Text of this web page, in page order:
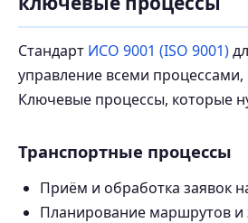
Стандарт ИСО 9001 (ISO 9001)
управление всеми
Ключевые процессы, которые
Транспортные процессы
Приём и обработка заявок
Планирование маршрутов и